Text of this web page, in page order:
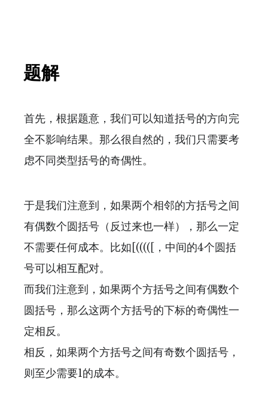
题解
首先，根据题意，我们可以知道括号的方向完
全不影响结果。那么很自然的，我们只需要考
虑不同类型括号的奇偶性。
于是我们注意到，如果两个相邻的方括号之间
有偶数个圆括号（反过来也一样），那么一定
不需要任何成本。比如[(((([，中间的4个圆括
号可以相互配对。
而我们注意到，如果两个方括号之间有偶数个
圆括号，那么这两个方括号的下标的奇偶性一
定相反。
相反，如果两个方括号之间有奇数个圆括号，
则至少需要1的成本。